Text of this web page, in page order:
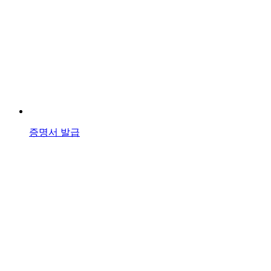
증명서 발급